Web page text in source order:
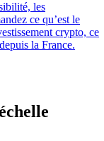
les
ce qu’est le
crypto, ce
la France.